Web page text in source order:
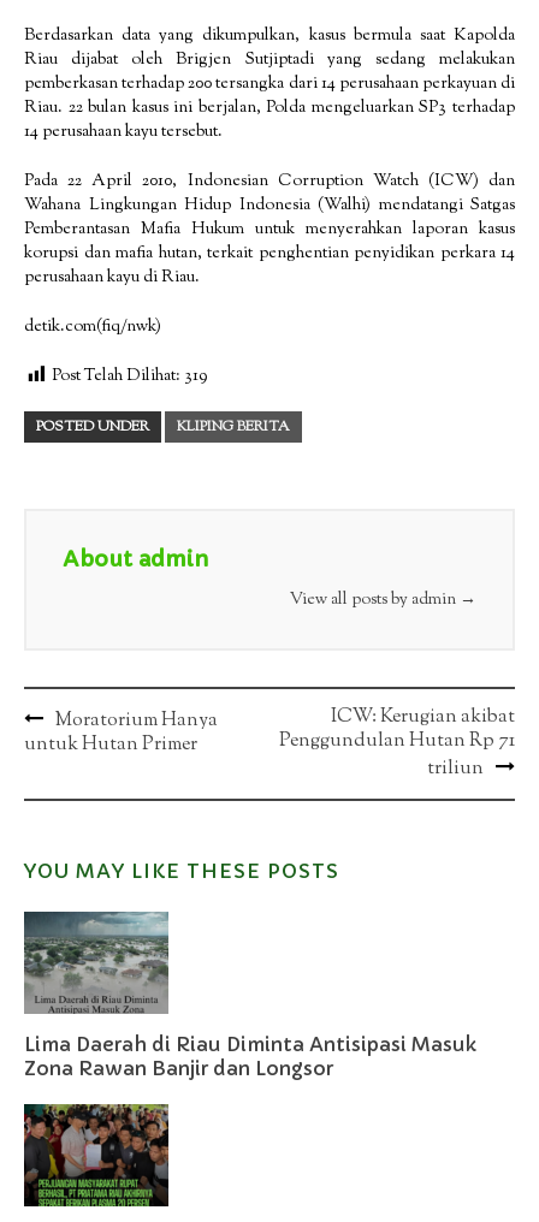
Berdasarkan data yang dikumpulkan, kasus bermula saat Kapolda
Riau dijabat oleh Brigjen Sutjiptadi yang sedang melakukan
pemberkasan terhadap 200 tersangka dari 14 perusahaan perkayuan di
Riau. 22 bulan kasus ini berjalan, Polda mengeluarkan SP3 terhadap
14 perusahaan kayu tersebut.
Pada 22 April 2010, Indonesian Corruption Watch (ICW) dan
Wahana Lingkungan Hidup Indonesia (Walhi) mendatangi Satgas
Pemberantasan Mafia Hukum untuk menyerahkan laporan kasus
korupsi dan mafia hutan, terkait penghentian penyidikan perkara 14
perusahaan kayu di Riau.
detik.com(fiq/nwk)
Post Telah Dilihat: 319
POSTED UNDER KLIPING BERITA
About admin
View all posts by admin →
Post
navigation
Moratorium Hanya
untuk Hutan Primer
ICW: Kerugian akibat
Penggundulan Hutan Rp 71
triliun
YOU MAY LIKE THESE POSTS
Lima Daerah di Riau Diminta Antisipasi Masuk
Zona Rawan Banjir dan Longsor